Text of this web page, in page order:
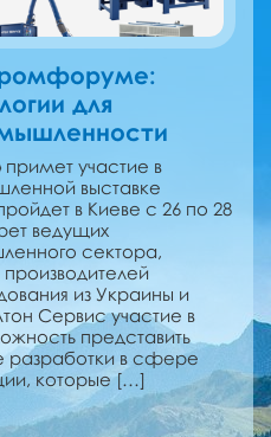
для
участие в
выставке
в Киеве с 26 по 28
ведущих
сектора,
из Украины и
Сервис участие в
представить
разработки в сфере
которые […]